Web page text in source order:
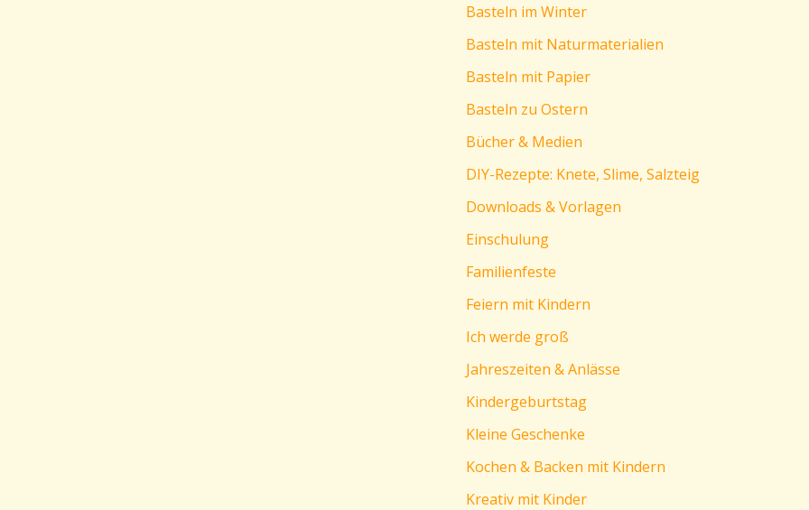
Basteln im Winter
Basteln mit Naturmaterialien
Basteln mit Papier
Basteln zu Ostern
Bücher & Medien
DIY-Rezepte: Knete, Slime, Salzteig
Downloads & Vorlagen
Einschulung
Familienfeste
Feiern mit Kindern
Ich werde groß
Jahreszeiten & Anlässe
Kindergeburtstag
Kleine Geschenke
Kochen & Backen mit Kindern
Kreativ mit Kinder